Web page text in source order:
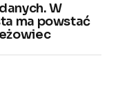
W
ma powstać